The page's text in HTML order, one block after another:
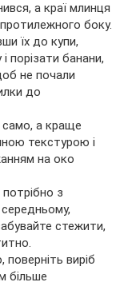
а краї млинця
боку.
їх до купи,
порізати банани,
не почали
до
само, а краще
текстурою і
на око
з
стежити,
виріб
більше